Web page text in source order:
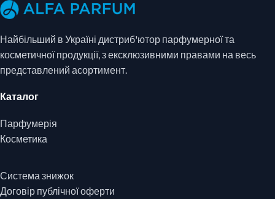
Найбільший в Україні дистриб'ютор парфумерної та
косметичної продукції, з ексклюзивними правами на весь
представлений асортимент.
Каталог
Парфумерія
Косметика
Система знижок
Договір публічної оферти